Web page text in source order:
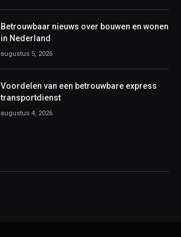
Betrouwbaar nieuws over bouwen en wonen
in Nederland
augustus 5, 2026
Voordelen van een betrouwbare express
transportdienst
augustus 4, 2026